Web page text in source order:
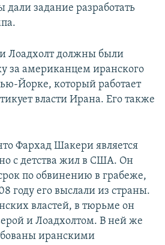
дали задание разработать
Лоадхолт должны были
за американцем иранского
Йорке, который работает
власти Ирана. Его также
Фархад Шакери является
с детства жил в США. Он
по обвинению в грабеже,
году его выслали из страны.
властей, в тюрьме он
и Лоадхолтом. В ней же
иранскими